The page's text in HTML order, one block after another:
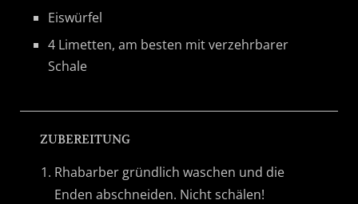
Eiswürfel
4 Limetten, am besten mit verzehrbarer
Schale
ZUBEREITUNG
Rhabarber gründlich waschen und die
Enden abschneiden. Nicht schälen!